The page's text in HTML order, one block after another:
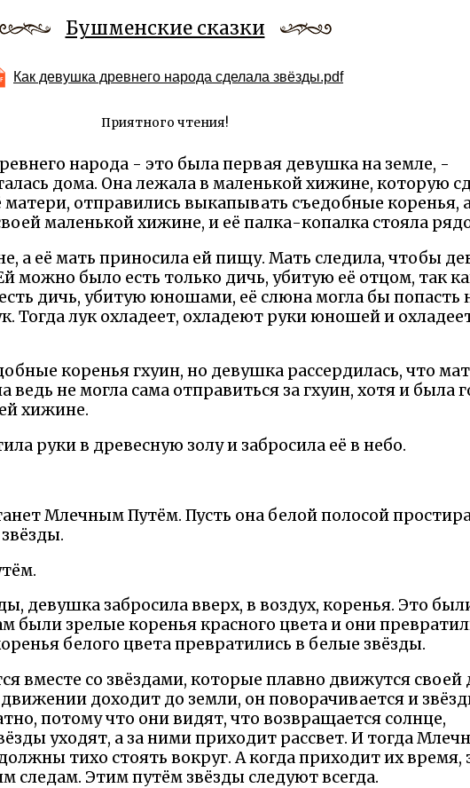
Бушменские сказки
Как девушка древнего народа сделала звёзды.pdf
Приятного чтения!
народа - это была первая девушка на земле, -
дома. Она лежала в маленькой хижине, которую
отправились выкапывать съедобные коренья,
маленькой хижине, и её палка-копалка стояла
а её мать приносила ей пищу. Мать следила, чтобы
можно было есть только дичь, убитую её отцом, так
дичь, убитую юношами, её слюна могла бы попасть
Тогда лук охладеет, охладеют руки юношей и
коренья гхуин, но девушка рассердилась, что
не могла сама отправиться за гхуин, хотя и была
хижине.
руки в древесную золу и забросила её в небо.
Млечным Путём. Пусть она белой полосой
девушка забросила вверх, в воздух, коренья. Это
были зрелые коренья красного цвета и они
белого цвета превратились в белые звёзды.
вместе со звёздами, которые плавно движутся своей
доходит до земли, он поворачивается и
потому что они видят, что возвращается солнце,
уходят, а за ними приходит рассвет. И тогда
тихо стоять вокруг. А когда приходит их время,
следам. Этим путём звёзды следуют всегда.